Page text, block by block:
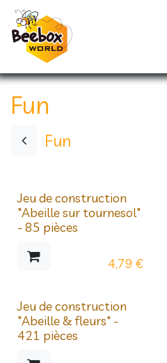
Se rendre au contenu
Fun
Fun
Nouveau !
Jeu de construction
"Abeille sur tournesol"
- 85 pièces
4,79 €
Nouveau !
Jeu de construction
"Abeille & fleurs" -
421 pièces